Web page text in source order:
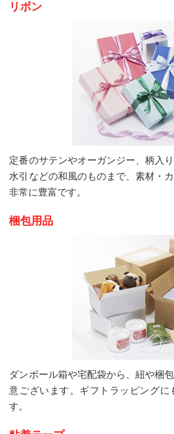
リボン
定番のサテンやオーガンジー、柄入
水引などの和風のものまで、素材・
非常に豊富です。
梱包用品
ダンボール箱や宅配袋から、紐や梱
意ございます。ギフトラッピングに
す。